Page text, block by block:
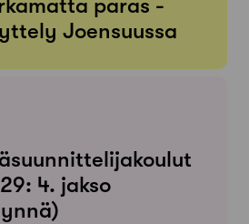
Joensuussa
4. jakso